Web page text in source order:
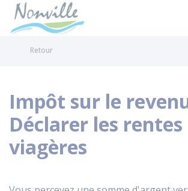
Retour
Impôt sur le
Déclarer les rentes
viagères